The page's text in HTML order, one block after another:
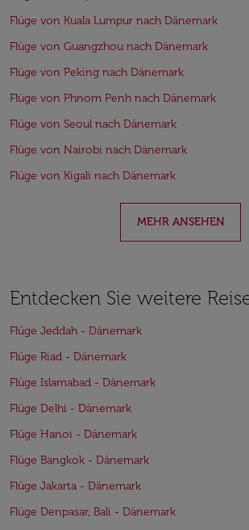
Flüge von Kuala Lumpur nach Dänemark
Flüge von Guangzhou nach Dänemark
Flüge von Peking nach Dänemark
Flüge von Phnom Penh nach Dänemark
Flüge von Seoul nach Dänemark
Flüge von Nairobi nach Dänemark
Flüge von Kigali nach Dänemark
MEHR ANSEHEN
Entdecken Sie weitere
Flüge Jeddah - Dänemark
Flüge Riad - Dänemark
Flüge Islamabad - Dänemark
Flüge Delhi - Dänemark
Flüge Hanoi - Dänemark
Flüge Bangkok - Dänemark
Flüge Jakarta - Dänemark
Flüge Denpasar, Bali - Dänemark